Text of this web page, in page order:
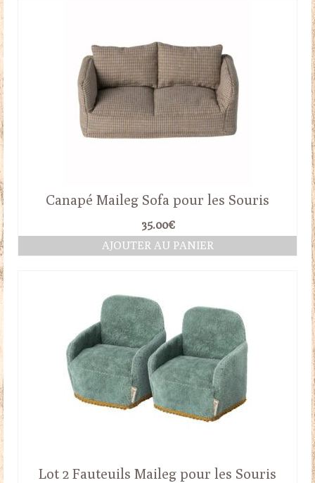
Canapé Maileg Sofa pour les Souris
35.00€
AJOUTER AU PANIER
Lot 2 Fauteuils Maileg pour les Souris